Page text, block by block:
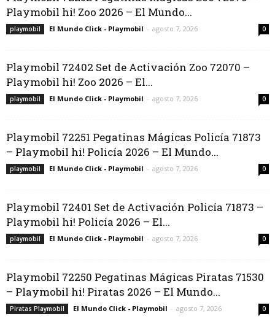
Playmobil hi! Zoo 2026 – El Mundo...
playmobil El Mundo Click - Playmobil - agosto 7, 2026 0
Playmobil 72402 Set de Activación Zoo 72070 –
Playmobil hi! Zoo 2026 – El...
playmobil El Mundo Click - Playmobil - agosto 7, 2026 0
Playmobil 72251 Pegatinas Mágicas Policía 71873
– Playmobil hi! Policía 2026 – El Mundo...
playmobil El Mundo Click - Playmobil - agosto 7, 2026 0
Playmobil 72401 Set de Activación Policía 71873 –
Playmobil hi! Policía 2026 – El...
playmobil El Mundo Click - Playmobil - agosto 7, 2026 0
Playmobil 72250 Pegatinas Mágicas Piratas 71530
– Playmobil hi! Piratas 2026 – El Mundo...
Piratas Playmobil El Mundo Click - Playmobil - agosto 7, 2026 0